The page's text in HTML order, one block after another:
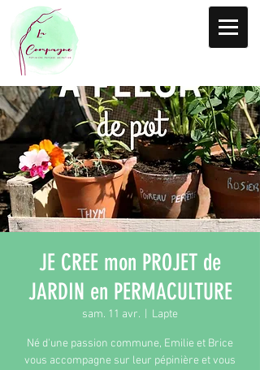
JE CREE mon PROJET de
JARDIN en PERMACULTURE
sam. 11 avr. Lapte
Né d'une passion commune, Emilie et Brice
vous accompagne sur leur pépinière et vous